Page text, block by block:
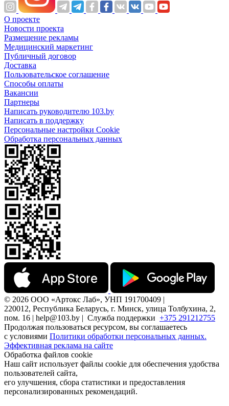
О проекте
Новости проекта
Размещение рекламы
Медицинский маркетинг
Публичный договор
Доставка
Пользовательское соглашение
Способы оплаты
Вакансии
Партнеры
Написать руководителю 103.by
Написать в поддержку
Персональные настройки Cookie
Обработка персональных данных
© 2026 ООО «Артокс Лаб», УНП 191700409 |
220012, Республика Беларусь, г. Минск, улица Толбухина, 2,
пом. 16 | help@103.by | Служба поддержки +375 291212755
Продолжая пользоваться ресурсом, вы соглашаетесь
с условиями Политики обработки персональных данных.
Эффективная реклама на сайте
Обработка файлов cookie
Наш сайт использует файлы cookie для обеспечения удобства
пользователей сайта,
его улучшения, сбора статистики и предоставления
персонализированных рекомендаций.